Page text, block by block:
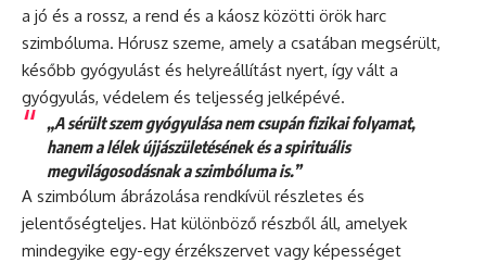
a jó és a rossz, a rend és a káosz közötti örök harc
szimbóluma. Hórusz szeme, amely a csatában megsérült,
később gyógyulást és helyreállítást nyert, így vált a
gyógyulás, védelem és teljesség jelképévé.
„A sérült szem gyógyulása nem csupán fizikai folyamat,
hanem a lélek újjászületésének és a spirituális
megvilágosodásnak a szimbóluma is.”
A szimbólum ábrázolása rendkívül részletes és
jelentőségteljes. Hat különböző részből áll, amelyek
mindegyike egy-egy érzékszervet vagy képességet